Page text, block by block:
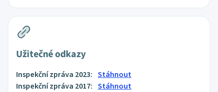
Užitečné odkazy
Inspekční zpráva 2023: Stáhnout
Inspekční zpráva 2017: Stáhnout